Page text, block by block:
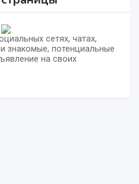
сетях, чатах,
знакомые, потенциальные
на своих